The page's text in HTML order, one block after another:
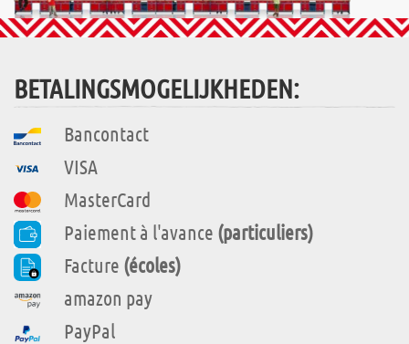
BETALINGSMOGELIJKHEDEN:
Bancontact
VISA
MasterCard
Paiement à l'avance (particuliers)
Facture (écoles)
amazon pay
PayPal